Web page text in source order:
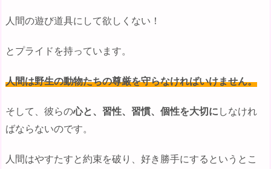
人間の遊び道具にして欲しくない！
とプライドを持っています。
人間は野生の動物たちの尊厳を守らなければいけません。
そして、彼らの心と、習性、習慣、個性を大切に しなけれ
ばならないのです。
人間はやすたすと約束を破り、好き勝手にするというとこ